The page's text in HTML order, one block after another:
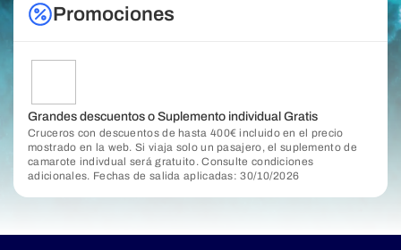
Promociones
Grandes descuentos o Suplemento individual Gratis
Cruceros con descuentos de hasta 400€ incluido en el precio
mostrado en la web. Si viaja solo un pasajero, el suplemento de
camarote indivdual será gratuito. Consulte condiciones
adicionales. Fechas de salida aplicadas: 30/10/2026